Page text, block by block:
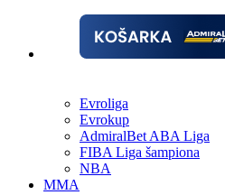
Evroliga
Evrokup
AdmiralBet ABA Liga
FIBA Liga šampiona
NBA
MMA